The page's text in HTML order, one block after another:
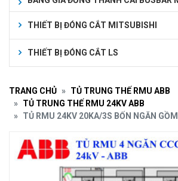
THIẾT BỊ ĐÓNG CẮT MITSUBISHI
THIẾT BỊ ĐÓNG CẮT LS
TRANG CHỦ
TỦ TRUNG THẾ RMU ABB
TỦ TRUNG THẾ RMU 24KV ABB
TỦ RMU 24KV 20KA/3S BỐN NGĂN